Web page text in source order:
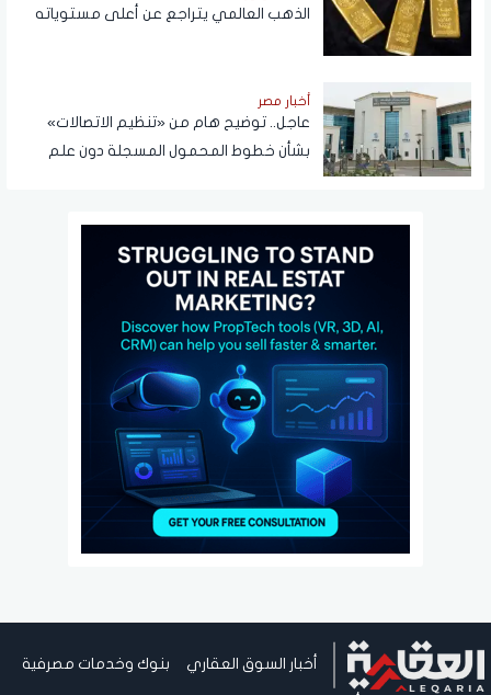
الذهب العالمي يتراجع عن أعلى مستوياته
أخبار مصر
عاجل.. توضيح هام من «تنظيم الاتصالات»
بشأن خطوط المحمول المسجلة دون علم
أخبار السوق العقاري بنوك وخدمات مصرفية